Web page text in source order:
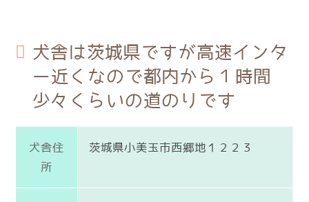
犬舎は茨城県ですが高速インタ
ー近くなので都内から１時間
少々くらいの道のりです
犬舎住
所
茨城県小美玉市西郷地１２２３